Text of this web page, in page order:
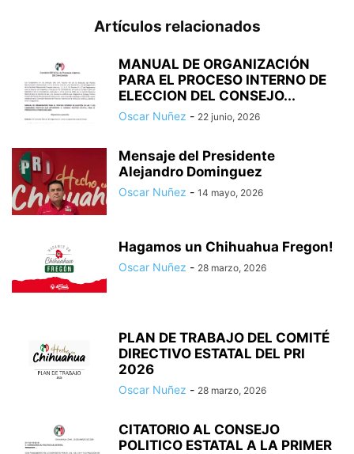
Artículos relacionados
MANUAL DE ORGANIZACIÓN
PARA EL PROCESO INTERNO DE
ELECCION DEL CONSEJO...
Oscar Nuñez - 22 junio, 2026
Mensaje del Presidente
Alejandro Dominguez
Oscar Nuñez - 14 mayo, 2026
Hagamos un Chihuahua Fregon!
Oscar Nuñez - 28 marzo, 2026
PLAN DE TRABAJO DEL COMITÉ
DIRECTIVO ESTATAL DEL PRI
2026
Oscar Nuñez - 28 marzo, 2026
CITATORIO AL CONSEJO
POLITICO ESTATAL A LA PRIMER